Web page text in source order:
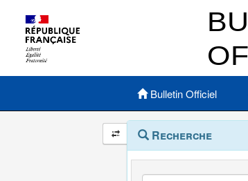
Menu principal
Bulletin Officiel
Navigation
et
outils
annexes
Menu
contextuel
Recherche